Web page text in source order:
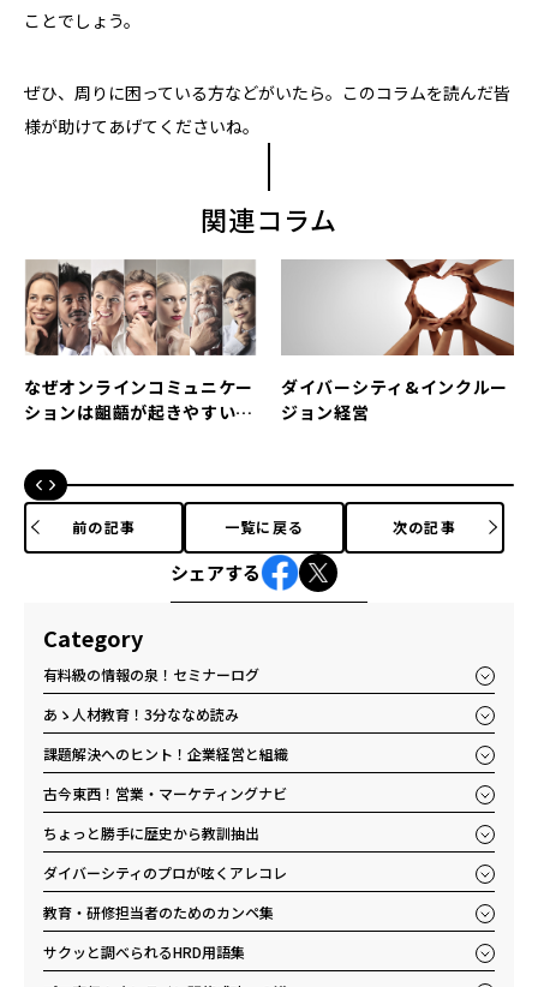
ことでしょう。
ぜひ、周りに困っている方などがいたら。このコラムを読んだ皆
様が助けてあげてくださいね。
Category
有料級の情報の泉！セミナーログ
あゝ人材教育！3分ななめ読み
課題解決へのヒント！企業経営と組織
古今東西！営業・マーケティングナビ
ちょっと勝手に歴史から教訓抽出
ダイバーシティのプロが呟くアレコレ
教育・研修担当者のためのカンペ集
サクッと調べられるHRD用語集
関連コラム
なぜオンラインコミュニケー
ションは齟齬が起きやすいの
ダイバーシティ&インクルー
ジョン経営
前の記事 一覧に戻る 次の記事
シェアする